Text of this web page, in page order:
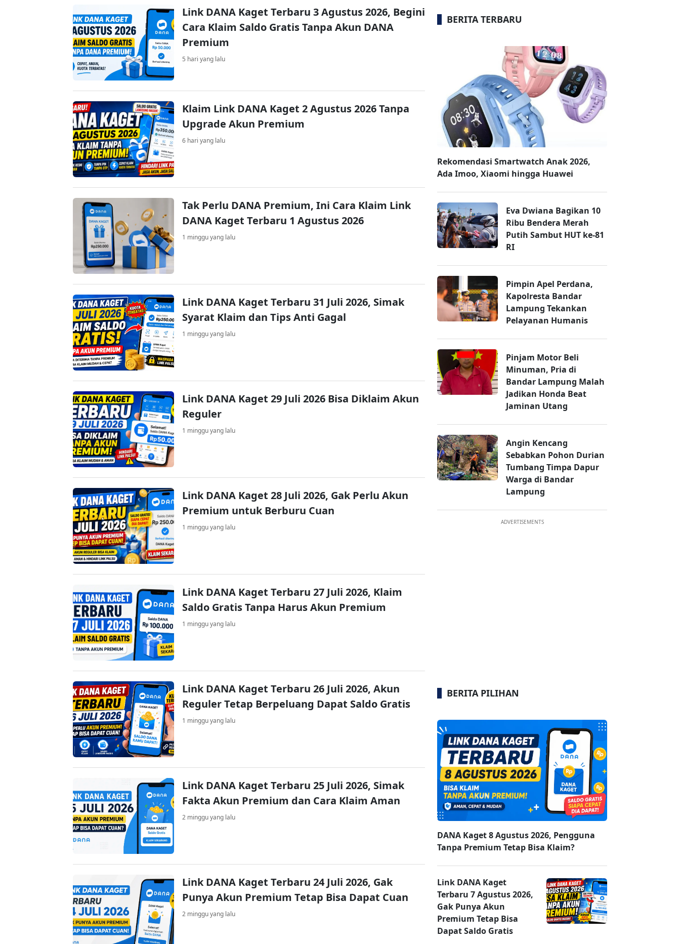
Link DANA Kaget Terbaru 3 Agustus 2026, Begini
Cara Klaim Saldo Gratis Tanpa Akun DANA
Premium
5 hari yang lalu
Klaim Link DANA Kaget 2 Agustus 2026 Tanpa
Upgrade Akun Premium
6 hari yang lalu
Tak Perlu DANA Premium, Ini Cara Klaim Link
DANA Kaget Terbaru 1 Agustus 2026
1 minggu yang lalu
Link DANA Kaget Terbaru 31 Juli 2026, Simak
Syarat Klaim dan Tips Anti Gagal
1 minggu yang lalu
Link DANA Kaget 29 Juli 2026 Bisa Diklaim Akun
Reguler
1 minggu yang lalu
Link DANA Kaget 28 Juli 2026, Gak Perlu Akun
Premium untuk Berburu Cuan
1 minggu yang lalu
Link DANA Kaget Terbaru 27 Juli 2026, Klaim
Saldo Gratis Tanpa Harus Akun Premium
1 minggu yang lalu
Link DANA Kaget Terbaru 26 Juli 2026, Akun
Reguler Tetap Berpeluang Dapat Saldo Gratis
1 minggu yang lalu
Link DANA Kaget Terbaru 25 Juli 2026, Simak
Fakta Akun Premium dan Cara Klaim Aman
2 minggu yang lalu
Link DANA Kaget Terbaru 24 Juli 2026, Gak
Punya Akun Premium Tetap Bisa Dapat Cuan
2 minggu yang lalu
BERITA TERBARU
Rekomendasi Smartwatch Anak 2026,
Ada Imoo, Xiaomi hingga Huawei
Eva Dwiana Bagikan 10
Ribu Bendera Merah
Putih Sambut HUT ke-81
RI
Pimpin Apel Perdana,
Kapolresta Bandar
Lampung Tekankan
Pelayanan Humanis
Pinjam Motor Beli
Minuman, Pria di
Bandar Lampung Malah
Jadikan Honda Beat
Jaminan Utang
Angin Kencang
Sebabkan Pohon Durian
Tumbang Timpa Dapur
Warga di Bandar
Lampung
ADVERTISEMENTS
BERITA PILIHAN
DANA Kaget 8 Agustus 2026, Pengguna
Tanpa Premium Tetap Bisa Klaim?
Link DANA Kaget
Terbaru 7 Agustus 2026,
Gak Punya Akun
Premium Tetap Bisa
Dapat Saldo Gratis